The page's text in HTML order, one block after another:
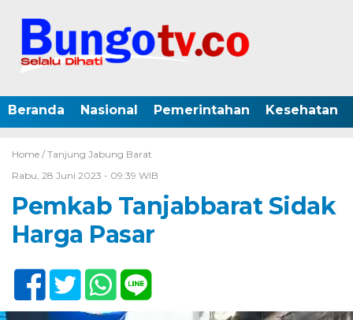
Beranda Nasional Pemerintahan Kesehatan
Home / Tanjung Jabung Barat
Rabu, 28 Juni 2023 - 09:39 WIB
Pemkab Tanjabbarat Sidak
Harga Pasar